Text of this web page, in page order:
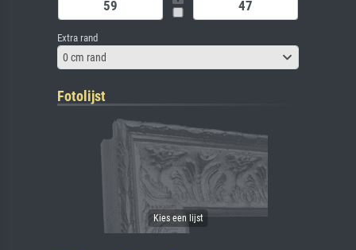
Extra rand
0 cm rand
Fotolijst